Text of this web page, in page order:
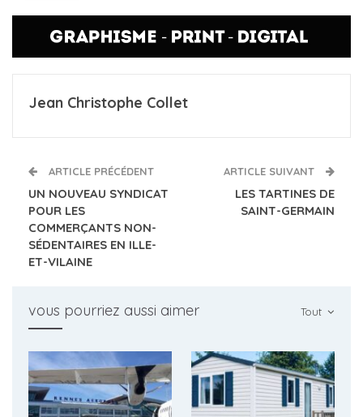
Jean Christophe Collet
ARTICLE PRÉCÉDENT
UN NOUVEAU SYNDICAT
POUR LES
COMMERÇANTS NON-
SÉDENTAIRES EN ILLE-
ET-VILAINE
ARTICLE SUIVANT
LES TARTINES DE
SAINT-GERMAIN
Tout
vous pourriez aussi aimer